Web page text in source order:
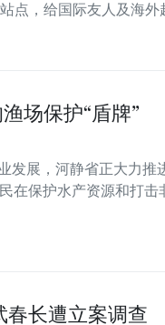
点，给国际友人及海外
场保护“盾牌”
发展，河静省正大力推
在保护水产资源和打击
春长遭立案调查